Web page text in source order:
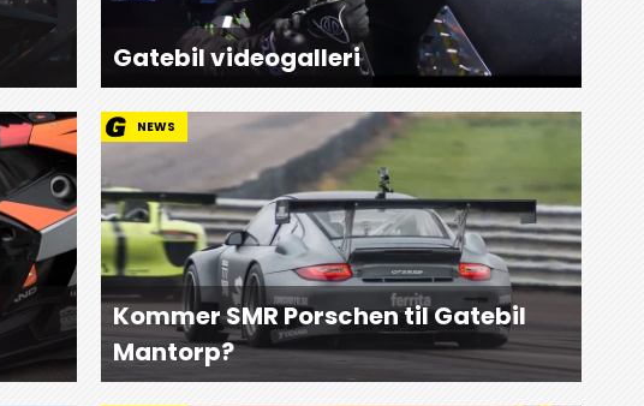
Gatebil videogalleri
NEWS
Kommer SMR Porschen til Gatebil
Mantorp?